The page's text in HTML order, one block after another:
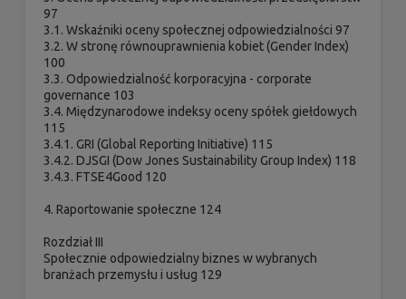
97
3.1. Wskaźniki oceny społecznej odpowiedzialności 97
3.2. W stronę równouprawnienia kobiet (Gender Index)
100
3.3. Odpowiedzialność korporacyjna - corporate
governance 103
3.4. Międzynarodowe indeksy oceny spółek giełdowych
115
3.4.1. GRI (Global Reporting Initiative) 115
3.4.2. DJSGI (Dow Jones Sustainability Group Index) 118
3.4.3. FTSE4Good 120
4. Raportowanie społeczne 124
Rozdział III
Społecznie odpowiedzialny biznes w wybranych
branżach przemysłu i usług 129